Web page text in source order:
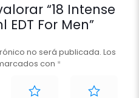
“18 Intense
EDT For Men”
no será publicada. Los
con *